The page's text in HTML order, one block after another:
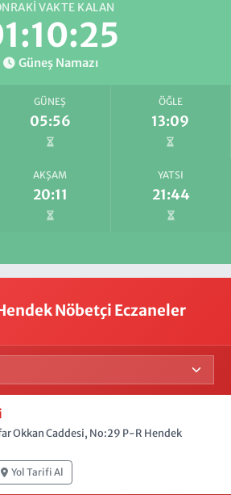
VAKTE KALAN
Güneş Namazı
GÜNEŞ
05:56
ÖĞLE
13:09
AKŞAM
20:11
YATSI
21:44
Nöbetçi Eczaneler
Okkan Caddesi, No:29 P-R Hendek
Yol Tarifi Al